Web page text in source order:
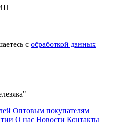
с обработкой данных
Оптовым покупателям
О нас Новости Контакты